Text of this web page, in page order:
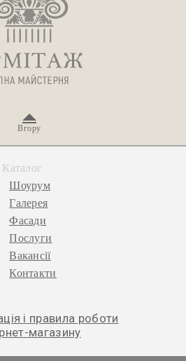
Вгору
Каталог
Шоурум
Галерея
Фасади
Послуги
Вакансії
Контакти
і правила роботи
магазину